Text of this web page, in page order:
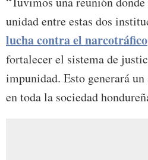
unidad entre estas dos
lucha contra el narcotráfico
fortalecer el sistema de
impunidad. Esto generará
en toda la sociedad